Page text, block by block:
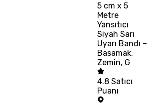
5 cm x 5
Metre
Yansıtıcı
Siyah Sarı
Uyarı Bandı –
Basamak,
Zemin, G
4.8 Satıcı
Puanı